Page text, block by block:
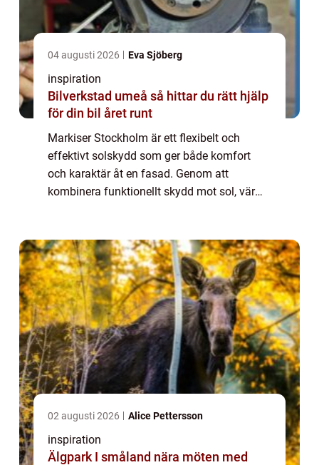
04 augusti 2026 Eva Sjöberg
inspiration
Bilverkstad umeå så hittar du rätt hjälp
för din bil året runt
Markiser Stockholm är ett flexibelt och
effektivt solskydd som ger både komfort
och karaktär åt en fasad. Genom att
kombinera funktionellt skydd mot sol, värme
02 augusti 2026 Alice Pettersson
inspiration
Älgpark I småland nära möten med